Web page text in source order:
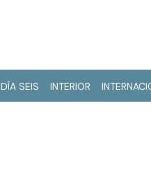
DÍA SEIS INTERIOR